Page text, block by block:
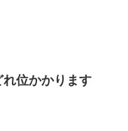
位かかります